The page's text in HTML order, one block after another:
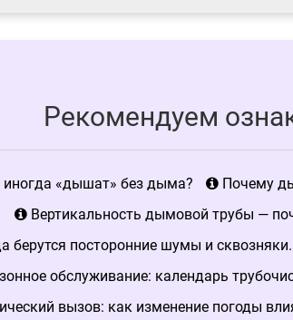
Рекомендуем
«дышат» без дыма?
Почему
Вертикальность дымовой трубы —
посторонние шумы и
обслуживание: календарь
вызов: как изменение погоды